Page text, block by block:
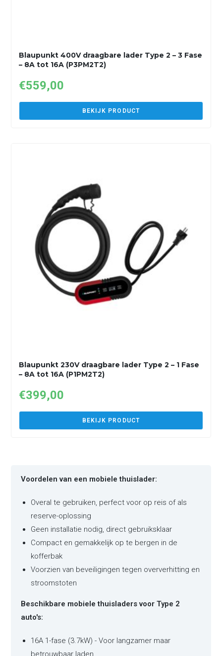
Blaupunkt 400V draagbare lader Type 2 – 3 Fase
– 8A tot 16A (P3PM2T2)
€559,00
BEKIJK PRODUCT
Blaupunkt 230V draagbare lader Type 2 – 1 Fase
– 8A tot 16A (P1PM2T2)
€399,00
BEKIJK PRODUCT
Voordelen van een mobiele thuislader:
Overal te gebruiken, perfect voor op reis of als
reserve-oplossing
Geen installatie nodig, direct gebruiksklaar
Compact en gemakkelijk op te bergen in de
kofferbak
Voorzien van beveiligingen tegen oververhitting en
stroomstoten
Beschikbare mobiele thuisladers voor Type 2
auto's:
16A 1-fase (3.7kW) - Voor langzamer maar
betrouwbaar laden